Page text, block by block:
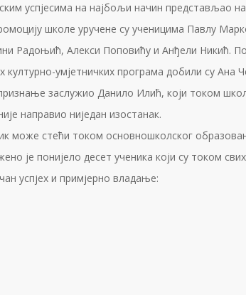
успјесима на најбољи начин представљао
школе уручене су ученицима Павлу
Радоњић, Алекси Поповићу и Анђели Никић.
умјетничких програма добили су Ана
заслужио Данило Илић, који током
направио ниједан изостанак.
може стећи током основношколског
је понијело десет ученика који су током
успјех и примјерно владање: